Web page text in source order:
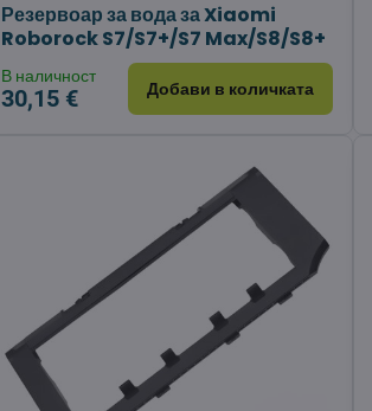
Резервоар за вода за Xiaomi
Roborock S7/S7+/S7 Max/S8/S8+
В наличност
30,15 € Добави в количката